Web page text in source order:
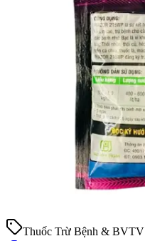
Thuốc Trừ Bệnh & BVTV